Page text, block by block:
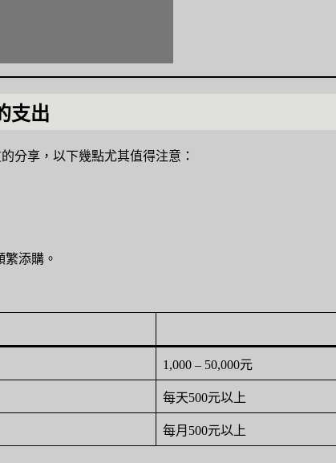
支出
分享，以下幾點尤其值得注意：
添購。
1,000 – 50,000元
每天500元以上
每月500元以上